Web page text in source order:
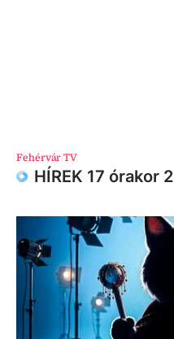
Fehérvár TV
HÍREK 17 órakor